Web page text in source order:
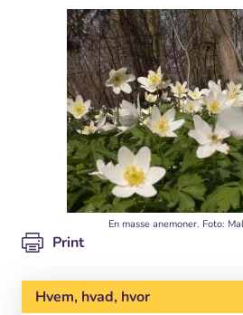
En masse anemoner. Foto:
Print
Hvem, hvad, hvor